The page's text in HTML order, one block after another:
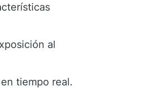
al
tiempo real.